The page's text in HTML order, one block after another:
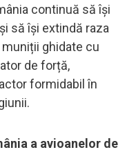
continuă să își
să își extindă raza
ghidate cu
de forță,
formidabil în
a avioanelor de